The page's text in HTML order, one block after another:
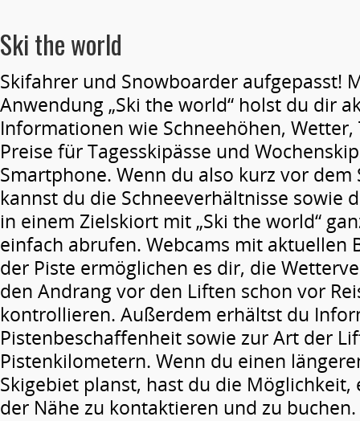
Ski the world
Skifahrer und Snowboarder aufgepasst!
Anwendung „Ski the world“ holst du dir
Informationen wie Schneehöhen,
Preise für Tagesskipässe und
Smartphone. Wenn du also kurz vor dem
kannst du die Schneeverhältnisse sowie
in einem Zielskiort mit „Ski the world“
einfach abrufen. Webcams mit aktuellen
der Piste ermöglichen es dir, die
den Andrang vor den Liften schon vor
kontrollieren. Außerdem erhältst du
Pistenbeschaffenheit sowie zur Art der
Pistenkilometern. Wenn du einen
Skigebiet planst, hast du die
der Nähe zu kontaktieren und zu buchen.